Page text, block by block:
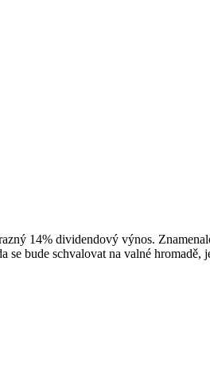
14% dividendový výnos.
bude schvalovat na valné hromadě,